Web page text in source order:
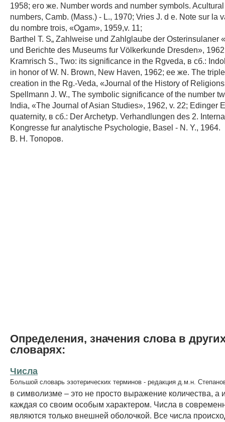
1958; его же. Number words and number symbols.
numbers, Camb. (Mass.) - L., 1970; Vries J. d е. Note sur la
du nombre trois, «Ogam», 1959,v. 11;
Barthel T. S„ Zahlweise und Zahlglaube der Osterinsulaner
und Berichte des Museums fur Völkerkunde Dresden»,
Kramrisch S., Two: its significance in the Rgveda, в сб.:
in honor of W. N. Brown, New Haven, 1962; ее же. The
creation in the Rg.-Veda, «Journal of the History of
Spellmann J. W., The symbolic significance of the number
India, «The Journal of Asian Studies», 1962, v. 22; Edinger
quaternity, в сб.: Der Archetyp. Verhandlungen des 2.
Kongresse fur analytische Psychologie, Basel - N. Y., 1964.
В. Н. Топоров.
Определения, значения слова в
словарях:
Числа
Большой словарь эзотерических терминов - редакция д.м.н.
в символизме – это не просто выражение количества, а
каждая со своим особым характером. Числа в
являются только внешней оболочкой. Все числа